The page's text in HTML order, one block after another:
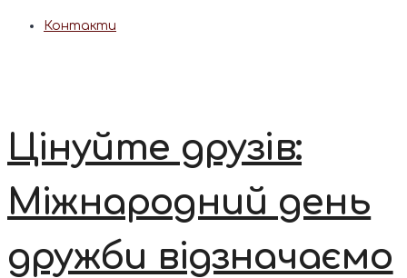
Контакти
Цінуйте друзів:
Міжнародний день
дружби відзначаємо